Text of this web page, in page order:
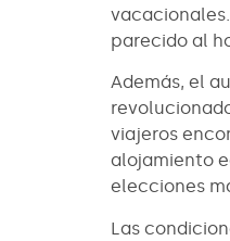
parecido al
Además, el
viajeros
alojamiento
elecciones
Las